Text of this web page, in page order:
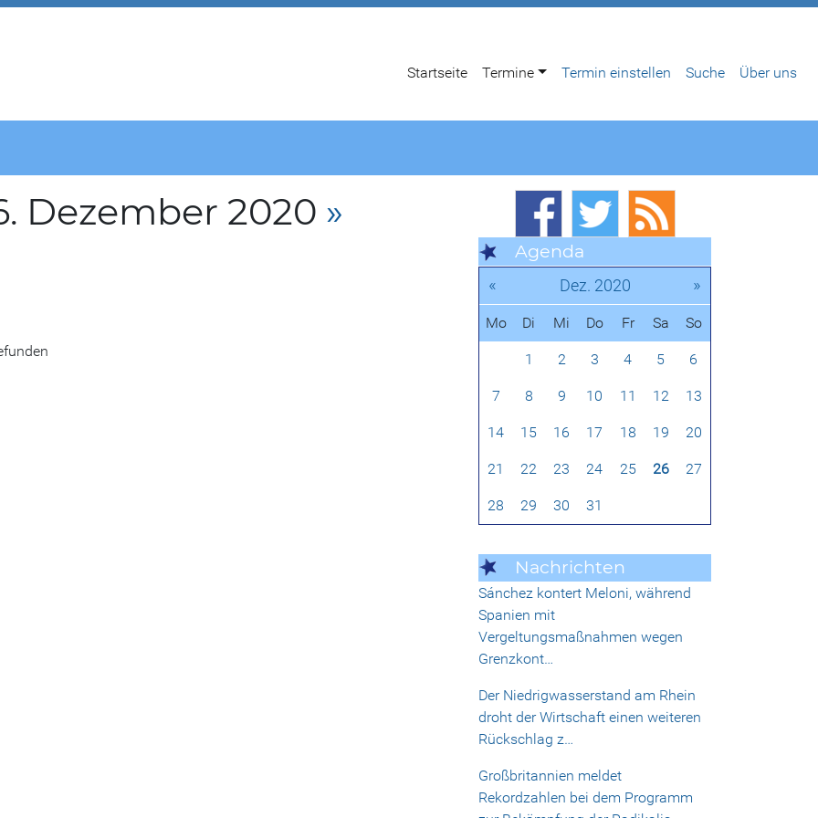
Startseite Termine Termin einstellen Suche Über uns
Dezember 2020 »
Agenda
« Dez. 2020 »
Mo Di Mi Do Fr Sa So
1 2 3 4 5 6
7 8 9 10 11 12 13
14 15 16 17 18 19 20
21 22 23 24 25 26 27
28 29 30 31
Nachrichten
Sánchez kontert Meloni, während
Spanien mit
Vergeltungsmaßnahmen wegen
Grenzkont…
Der Niedrigwasserstand am Rhein
droht der Wirtschaft einen weiteren
Rückschlag z…
Großbritannien meldet
Rekordzahlen bei dem Programm